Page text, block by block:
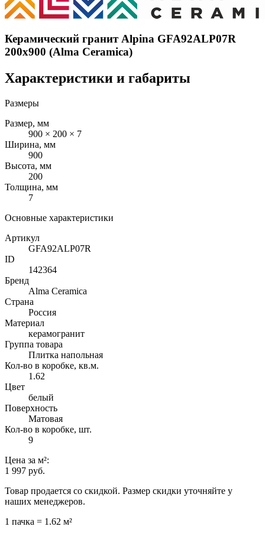
Керамический гранит Alpina GFA92ALP07R
200x900 (Alma Ceramica)
Характеристики и габариты
Размеры
Размер, мм
900 × 200 × 7
Ширина, мм
900
Высота, мм
200
Толщина, мм
7
Основные характеристики
Артикул
GFA92ALP07R
ID
142364
Бренд
Alma Ceramica
Страна
Россия
Материал
керамогранит
Группа товара
Плитка напольная
Кол-во в коробке, кв.м.
1.62
Цвет
белый
Поверхность
Матовая
Кол-во в коробке, шт.
9
Цена за м²:
1 997 руб.
Товар продается со скидкой. Размер скидки уточняйте у
наших менеджеров.
1 пачка = 1.62 м²